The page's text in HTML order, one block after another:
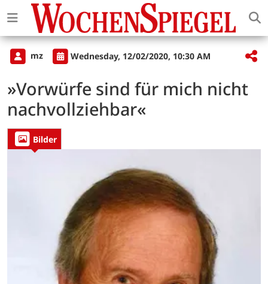
mz Wednesday, 12/02/2020, 10:30 AM
»Vorwürfe sind für mich nicht
nachvollziehbar«
Bilder